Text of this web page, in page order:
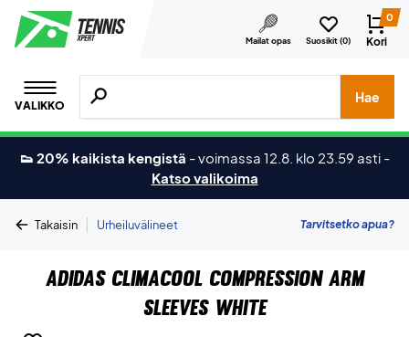
Mailat opas Suosikit (0)
0
Kori
VALIKKO
Hae tuotteita, merkkejä jne.
Hae
👟 20% kaikista kengistä -voimassa 12.8. klo 23.59 asti -
Katso valikoima
Takaisin | Urheiluvälineet Tarvitsetko apua?
Adidas Climacool Compression Arm
Sleeves White